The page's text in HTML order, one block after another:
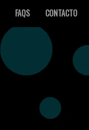
FAQS CONTACTO